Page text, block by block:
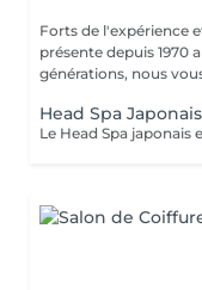
Forts de l'expérience
présente depuis 1970
générations, nous
Head Spa Japonais